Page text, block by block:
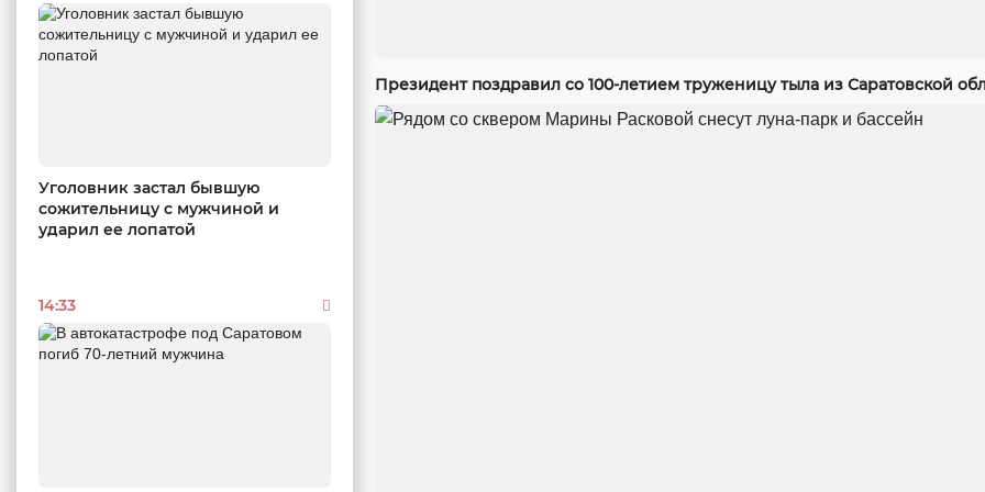
Уголовник застал бывшую
сожительницу с мужчиной и
ударил ее лопатой
14:33
Президент поздравил со 100-летием труженицу тыла из Саратовской